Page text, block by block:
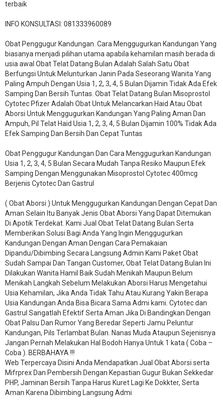
terbaik
INFO KONSULTASI: 081333960089
​Obat Penggugur Kandungan. Cara Menggugurkan Kandungan Yang
biasanya menjadi pilihan utama apabila kehamilan masih berada di
usia awal Obat Telat Datang Bulan Adalah Salah Satu Obat
Berfungsi Untuk Melunturkan Janin Pada Seseorang Wanita Yang
Paling Ampuh Dengan Usia 1, 2, 3, 4, 5 Bulan Dijamin Tidak Ada Efek
Samping Dan Bersih Tuntas. Obat Telat Datang Bulan Misoprostol
Cytotec Pfizer Adalah Obat Untuk Melancarkan Haid Atau Obat
Aborsi Untuk Menggugurkan Kandungan Yang Paling Aman Dan
Ampuh, Pil Telat Haid Usia 1, 2, 3, 4, 5 Bulan Dijamin 100% Tidak Ada
Efek Samping Dan Bersih Dan Cepat Tuntas
Obat Penggugur Kandungan Dan Cara Menggugurkan Kandungan
Usia 1, 2, 3, 4, 5 Bulan Secara Mudah Tanpa Resiko Maupun Efek
Samping Dengan Menggunakan Misoprostol Cytotec 400mcg
Berjenis Cytotec Dan Gastrul
( Obat Aborsi ) Untuk Menggugurkan Kandungan Dengan Cepat Dan
Aman Selain Itu Banyak Jenis Obat Aborsi Yang Dapat Ditemukan
Di Apotik Terdekat. Kami Jual Obat Telat Datang Bulan Serta
Memberikan Solusi Bagi Anda Yang Ingin Menggugurkan
Kandungan Dengan Aman Dengan Cara Pemakaian
Dipandu/Dibimbing Secara Langsung Admin Kami Paket Obat
Sudah Sampai Dan Tangan Customer, Obat Telat Datang Bulan Ini
Dilakukan Wanita Hamil Baik Sudah Menikah Maupun Belum
Menikah Langkah Sebelum Melakukan Aborsi Harus Mengetahui
Usia Kehamilan, Jika Anda Tidak Tahu Atau Kurang Yakin Berapa
Usia Kandungan Anda Bisa Bicara Sama Admi kami. Cytotec dan
Gastrul Sangatlah Efektif Serta Aman Jika Di Bandingkan Dengan
Obat Palsu Dan Rumor Yang Beredar Seperti Jamu Peluntur
Kandungan, Pils Terlambat Bulan. Nanas Muda Ataupun Sejenisnya
Jangan Pernah Melakukan Hal Bodoh Hanya Untuk 1 kata ( Coba –
Coba ). BERBAHAYA !!!
Web Terpercaya Disini Anda Mendapatkan Jual Obat Aborsi serta
Mifrprex Dan Pembersih Dengan Kepastian Gugur Bukan Sekkedar
PHP, Jaminan Bersih Tanpa Harus Kuret Lagi Ke Dokkter, Serta
Aman Karena Dibimbing Langsung Admi